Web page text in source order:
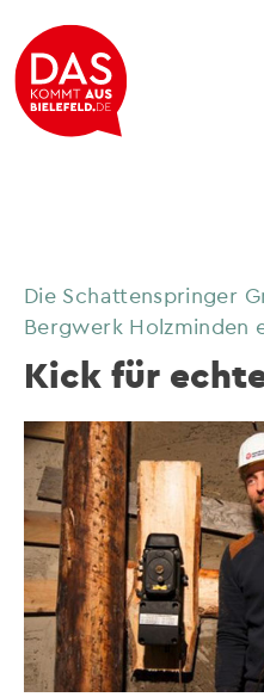
Die Schattenspringer
Bergwerk Holzminden
Kick für